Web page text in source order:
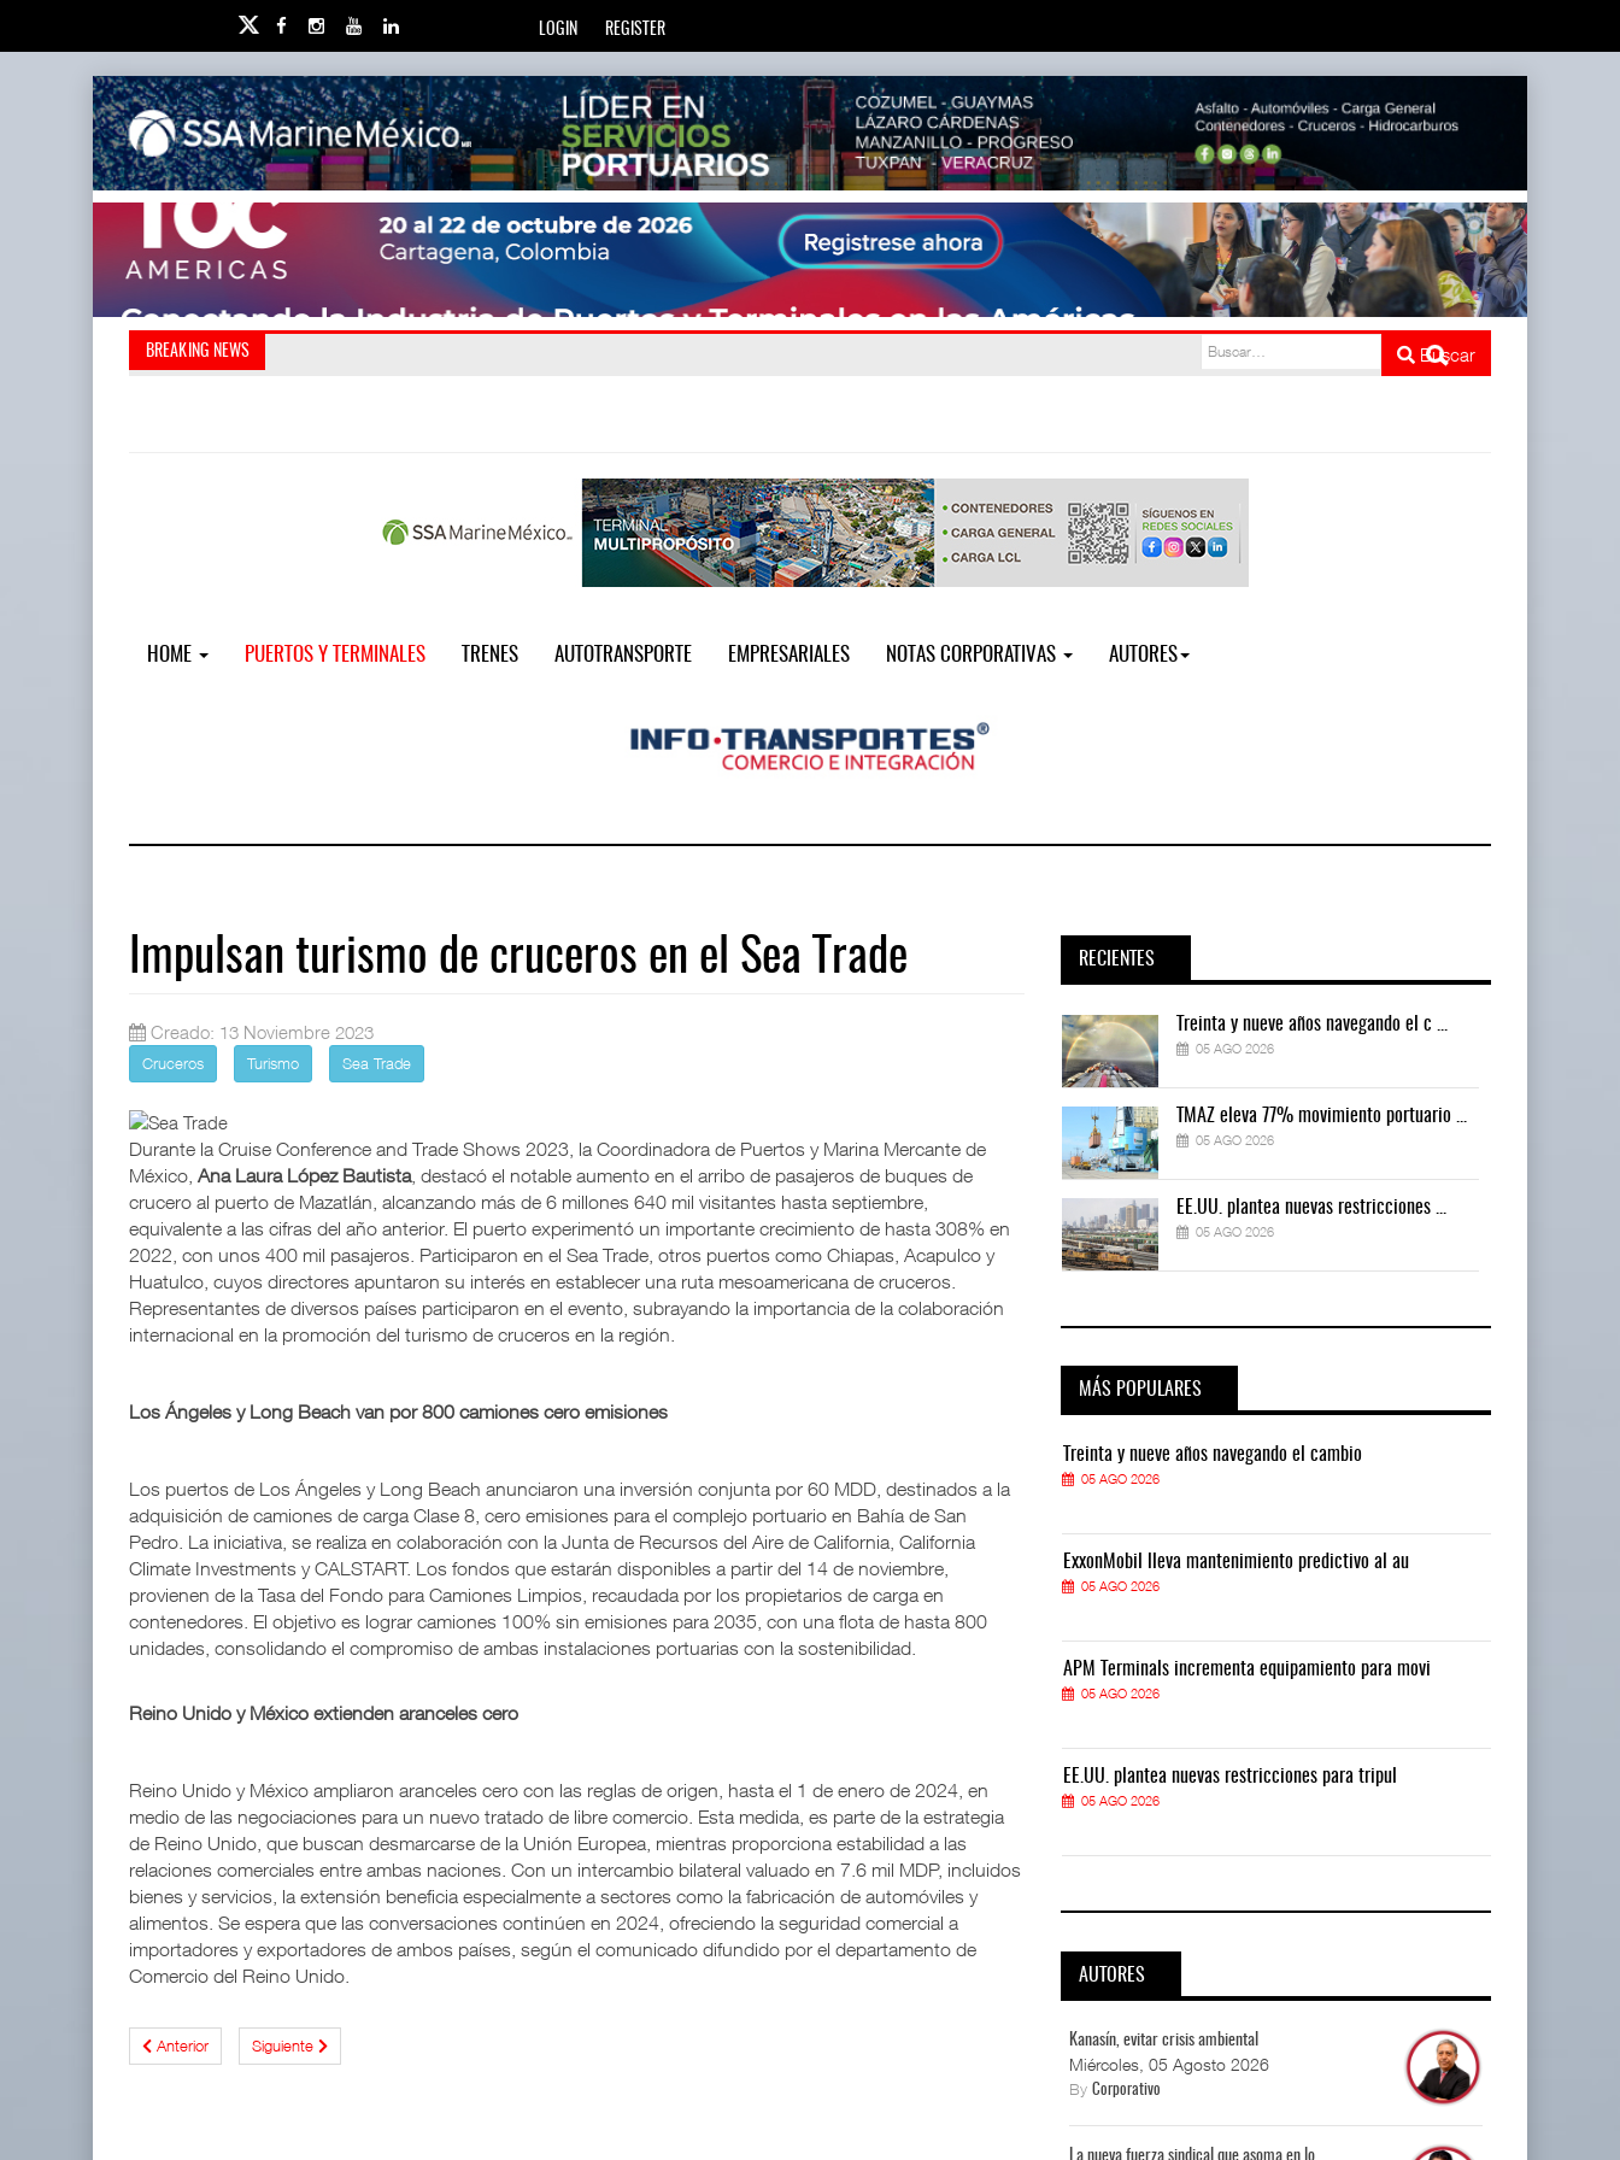
LOGIN REGISTER
BREAKING NEWS Buscar
HOME PUERTOS Y TERMINALES TRENES AUTOTRANSPORTE EMPRESARIALES NOTAS CORPORATIVAS AUTORES
Impulsan turismo de cruceros en el Sea Trade
Creado: 13 Noviembre 2023
Cruceros Turismo Sea Trade
Durante la Cruise Conference and Trade Shows 2023, la Coordinadora de Puertos y Marina Mercante de
México, Ana Laura López Bautista, destacó el notable aumento en el arribo de pasajeros de buques de
crucero al puerto de Mazatlán, alcanzando más de 6 millones 640 mil visitantes hasta septiembre,
equivalente a las cifras del año anterior. El puerto experimentó un importante crecimiento de hasta 308% en
2022, con unos 400 mil pasajeros. Participaron en el Sea Trade, otros puertos como Chiapas, Acapulco y
Huatulco, cuyos directores apuntaron su interés en establecer una ruta mesoamericana de cruceros.
Representantes de diversos países participaron en el evento, subrayando la importancia de la colaboración
internacional en la promoción del turismo de cruceros en la región.
Los Ángeles y Long Beach van por 800 camiones cero emisiones
Los puertos de Los Ángeles y Long Beach anunciaron una inversión conjunta por 60 MDD, destinados a la
adquisición de camiones de carga Clase 8, cero emisiones para el complejo portuario en Bahía de San
Pedro. La iniciativa, se realiza en colaboración con la Junta de Recursos del Aire de California, California
Climate Investments y CALSTART. Los fondos que estarán disponibles a partir del 14 de noviembre,
provienen de la Tasa del Fondo para Camiones Limpios, recaudada por los propietarios de carga en
contenedores. El objetivo es lograr camiones 100% sin emisiones para 2035, con una flota de hasta 800
unidades, consolidando el compromiso de ambas instalaciones portuarias con la sostenibilidad.
Reino Unido y México extienden aranceles cero
Reino Unido y México ampliaron aranceles cero con las reglas de origen, hasta el 1 de enero de 2024, en
medio de las negociaciones para un nuevo tratado de libre comercio. Esta medida, es parte de la estrategia
de Reino Unido, que buscan desmarcarse de la Unión Europea, mientras proporciona estabilidad a las
relaciones comerciales entre ambas naciones. Con un intercambio bilateral valuado en 7.6 mil MDP, incluidos
bienes y servicios, la extensión beneficia especialmente a sectores como la fabricación de automóviles y
alimentos. Se espera que las conversaciones continúen en 2024, ofreciendo la seguridad comercial a
importadores y exportadores de ambos países, según el comunicado difundido por el departamento de
Comercio del Reino Unido.
Anterior Siguiente
RECIENTES
Treinta y nueve años navegando el c ...
05 AGO 2026
05 AGO 2026
EE.UU. plantea nuevas restricciones ...
05 AGO 2026
05 AGO 2026
EE.UU. plantea nuevas restricciones ...
05 AGO 2026
Treinta y nueve años navegando el c ...
05 AGO 2026
TMAZ eleva 77% movimiento portuario ...
05 AGO 2026
EE.UU. plantea nuevas restricciones ...
05 AGO 2026
MÁS POPULARES
ExxonMobil lleva mantenimiento predictivo al au
05 AGO 2026
05 AGO 2026
ExxonMobil lleva mantenimiento predictivo al au
05 AGO 2026
05 AGO 2026
Treinta y nueve años navegando el cambio
05 AGO 2026
ExxonMobil lleva mantenimiento predictivo al au
05 AGO 2026
APM Terminals incrementa equipamiento para movi
05 AGO 2026
EE.UU. plantea nuevas restricciones para tripul
05 AGO 2026
AUTORES
Kanasín, evitar crisis ambiental
Miércoles, 05 Agosto 2026
ByCorporativo
La nueva fuerza sindical que asoma en lo...